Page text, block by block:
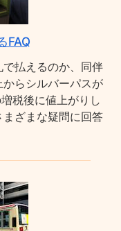
FAQ
払えるのか、同伴
らシルバーパスが
税後に値上がりし
ざまな疑問に回答